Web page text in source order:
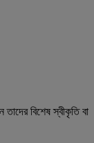
তাদের বিশেষ স্বীকৃতি বা